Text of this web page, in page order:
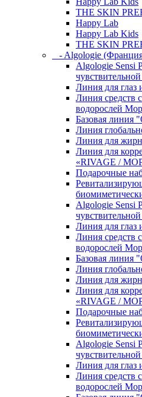
THE SKIN
Happy Lab
Happy Lab Kids
THE SKIN
- Algologie
Algologie Sensi
Линия для глаз
Линия средств
водорослей
Базовая линия
Линия
Линия для
Линия для
«RIVAGE /
Подарочные
Algologie Sensi
Линия для глаз
Линия средств
водорослей
Базовая линия
Линия
Линия для
Линия для
«RIVAGE /
Подарочные
Algologie Sensi
Линия для глаз
Линия средств
водорослей